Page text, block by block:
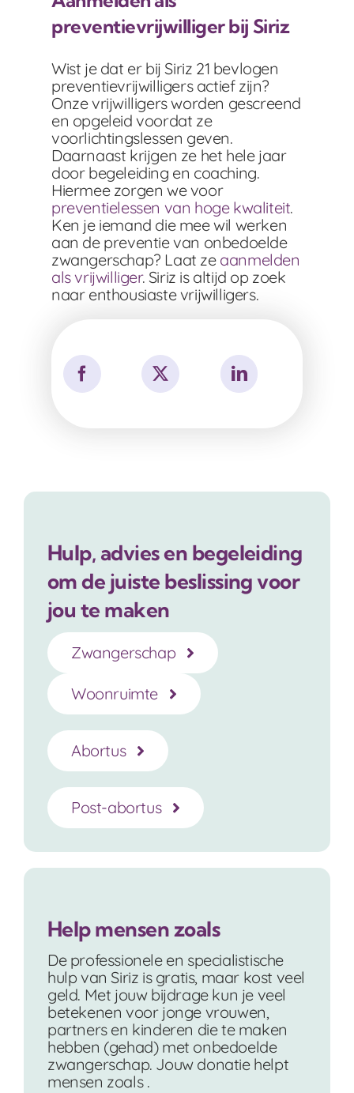
preventievrijwilliger bij Siriz
Wist je dat er bij Siriz 21 bevlogen
preventievrijwilligers actief zijn?
Onze vrijwilligers worden gescreend
en opgeleid voordat ze
voorlichtingslessen geven.
Daarnaast krijgen ze het hele jaar
door begeleiding en coaching.
Hiermee zorgen we voor
preventielessen van hoge kwaliteit.
Ken je iemand die mee wil werken
aan de preventie van onbedoelde
zwangerschap? Laat ze aanmelden
als vrijwilliger. Siriz is altijd op zoek
naar enthousiaste vrijwilligers.
Hulp, advies en begeleiding
om de juiste beslissing voor
jou te maken
Zwangerschap
Woonruimte
Abortus
Post-abortus
Help mensen zoals
De professionele en specialistische
hulp van Siriz is gratis, maar kost veel
geld. Met jouw bijdrage kun je veel
betekenen voor jonge vrouwen,
partners en kinderen die te maken
hebben (gehad) met onbedoelde
zwangerschap. Jouw donatie helpt
mensen zoals .